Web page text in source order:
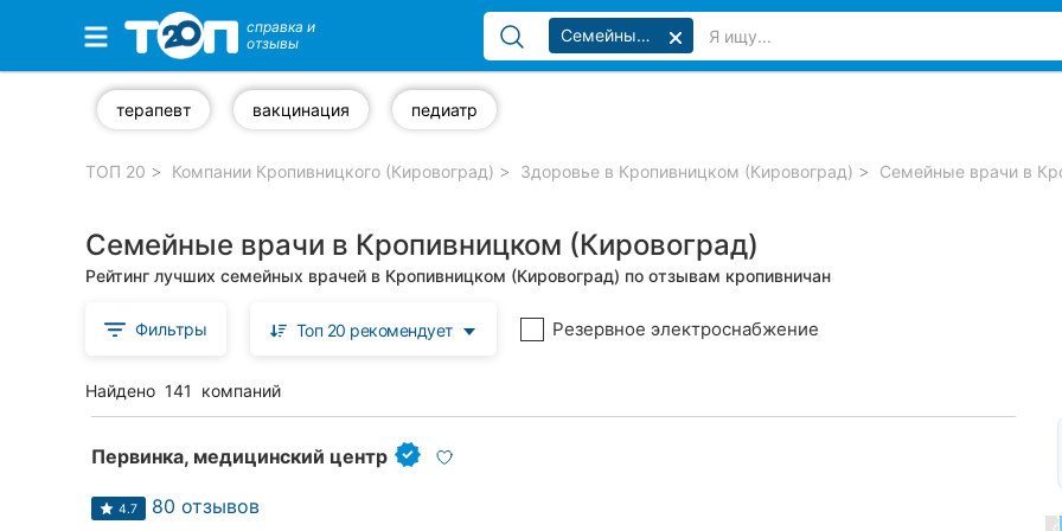
Избранные компании
Стоматологии
Ветеринарные клиники
Автошколы
Рестораны
Все рубрики
справка и
отзывы
Семейные врачи
терапевт вакцинация педиатр
ТОП 20 Компании Кропивницкого (Кировоград) Здоровье в Кропивницком (Кировоград) Семейные врачи в
Семейные врачи в Кропивницком (Кировоград)
Рейтинг лучших семейных врачей в Кропивницком (Кировоград) по отзывам кропивничан
Фильтры Топ 20 рекомендует Резервное электроснабжение
Найдено 141 компаний
Первинка, медицинский центр
4.7 80 отзывов